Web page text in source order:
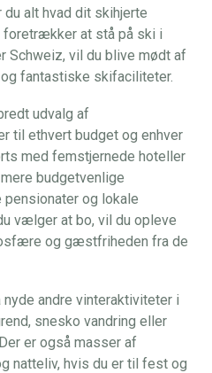
alt hvad dit skihjerte
foretrækker at stå på ski i
Schweiz, vil du blive mødt af
fantastiske skifaciliteter.
udvalg af
til ethvert budget og enhver
med femstjernede hoteller
budgetvenlige
og lokale
vælger at bo, vil du opleve
og gæstfriheden fra de
andre vinteraktiviteter i
snesko vandring eller
er også masser af
natteliv, hvis du er til fest og